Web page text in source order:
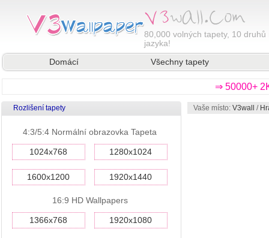
80,000 volných tapety, 10 druhů
jazyka!
Domácí
Všechny tapety
⇒ 50000+
Rozlišení tapety
4:3/5:4 Normální obrazovka Tapeta
1024x768 1280x1024
1600x1200 1920x1440
16:9 HD Wallpapers
1366x768 1920x1080
Vaše místo: V3wall /